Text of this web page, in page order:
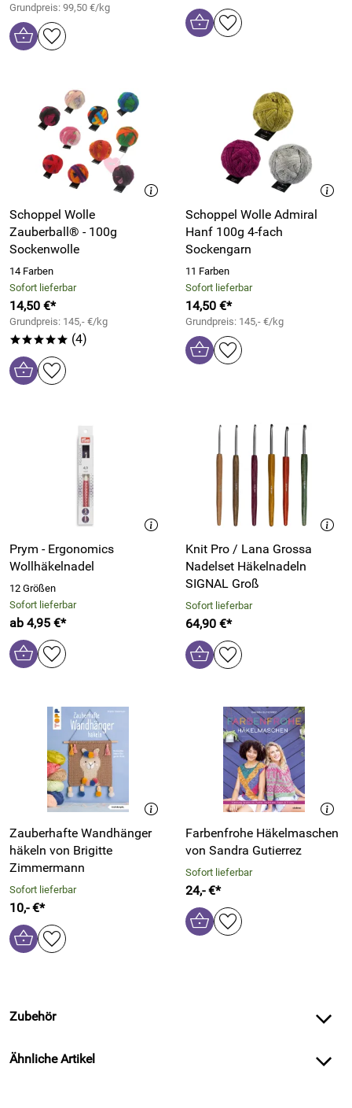
Grundpreis: 99,50 €/kg
Schoppel Wolle
Zauberball® - 100g
Sockenwolle
14 Farben
Sofort lieferbar
14,50 €*
Grundpreis: 145,- €/kg
***** (4)
Schoppel Wolle Admiral
Hanf 100g 4-fach
Sockengarn
11 Farben
Sofort lieferbar
14,50 €*
Grundpreis: 145,- €/kg
Prym - Ergonomics
Wollhäkelnadel
12 Größen
Sofort lieferbar
ab 4,95 €*
Knit Pro / Lana Grossa
Nadelset Häkelnadeln
SIGNAL Groß
Sofort lieferbar
64,90 €*
Zauberhafte Wandhänger
häkeln von Brigitte
Zimmermann
Sofort lieferbar
10,- €*
Farbenfrohe Häkelmaschen
von Sandra Gutierrez
Sofort lieferbar
24,- €*
Zubehör
Ähnliche Artikel